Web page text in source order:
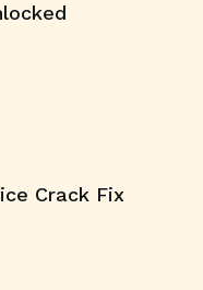
Crack Fix